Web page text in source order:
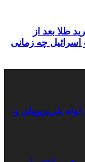
طلا بعد از
چه زمانی
پلی‌پروپیلن و